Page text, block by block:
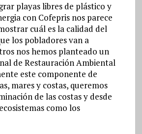
playas libres de plástico y
con Cofepris nos parece
cuál es la calidad del
los pobladores van a
nos hemos planteado un
de Restauración Ambiental
este componente de
mares y costas, queremos
de las costas y desde
como los